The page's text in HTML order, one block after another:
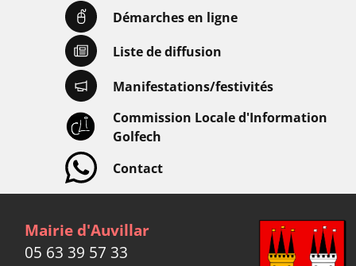
Démarches en ligne
Liste de diffusion
Manifestations/festivités
Commission Locale d'Information
Golfech
Contact
Mairie d'Auvillar
05 63 39 57 33